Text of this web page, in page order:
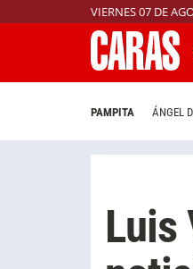
VIERNES 07 DE
PAMPITA ÁNGEL
Luis